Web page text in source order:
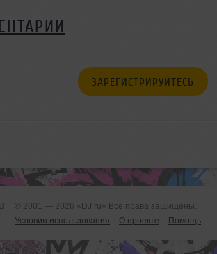
ЗАРЕГИСТРИРУЙТЕСЬ
© 2001 — 2026 «DJ.ru» Все права защищены.
Условия использования
О проекте Помощь